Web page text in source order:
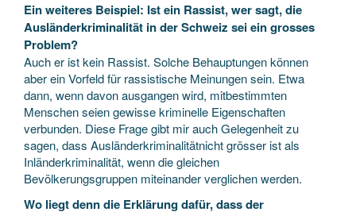
Ein weiteres Beispiel: Ist ein Rassist, wer sagt, die
Ausländerkriminalität in der Schweiz sei ein grosses
Problem?
Auch er ist kein Rassist. Solche Behauptungen können
aber ein Vorfeld für rassistische Meinungen sein. Etwa
dann, wenn davon ausgangen wird, mitbestimmten
Menschen seien gewisse kriminelle Eigenschaften
verbunden. Diese Frage gibt mir auch Gelegenheit zu
sagen, dass Ausländerkriminalitätnicht grösser ist als
Inländerkriminalität, wenn die gleichen
Bevölkerungsgruppen miteinander verglichen werden.
Wo liegt denn die Erklärung dafür, dass der